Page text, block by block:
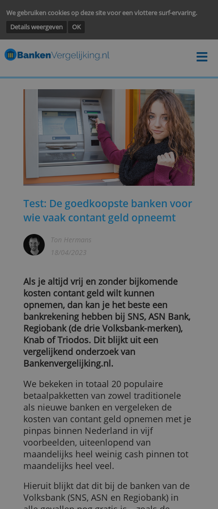
We gebruiken cookies op deze site voor een vlottere surf-
Details weergeven
Test: De goedkoopste banken voor
wie vaak contant geld opneemt
18/04/2023
Als je altijd vrij en zonder bijkomende
kosten contant geld wilt kunnen
opnemen, dan kan je het beste een
bankrekening hebben bij SNS, ASN Bank,
Regiobank (de drie Volksbank-merken),
Knab of Triodos. Dit blijkt uit een
vergelijkend onderzoek van
Bankenvergelijking.nl.
We bekeken in totaal 20 populaire
betaalpakketten van zowel traditionele
als nieuwe banken en vergeleken de
pinpas binnen Nederland in vijf
voorbeelden, uiteenlopend van